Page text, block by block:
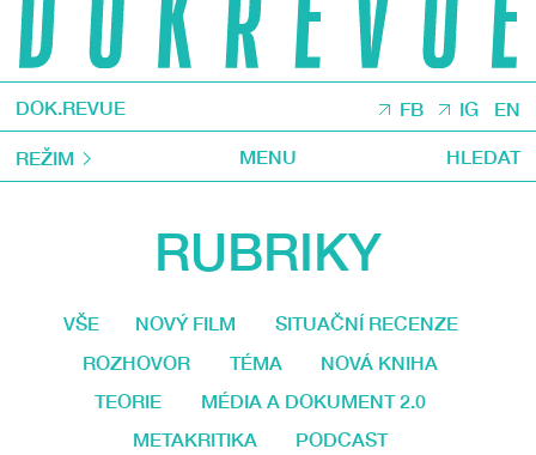
DOK.REVUE FB IG EN
REŽIM MENU HLEDAT
RUBRIKY
VŠE NOVÝ FILM
SITUAČNÍ RECENZE
ROZHOVOR
TÉMA
NOVÁ KNIHA
TEORIE
MÉDIA A DOKUMENT 2.0
METAKRITIKA
PODCAST